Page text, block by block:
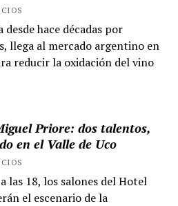
hace décadas por
llega al mercado argentino en
reducir la oxidación del vino
Priore: dos talentos,
en el Valle de Uco
las 18, los salones del Hotel
el escenario de la